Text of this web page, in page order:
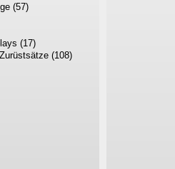
(57)
(17)
(108)